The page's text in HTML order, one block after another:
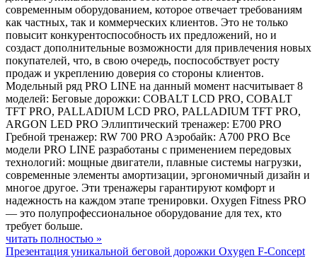
современным оборудованием, которое отвечает требованиям
как частных, так и коммерческих клиентов. Это не только
повысит конкурентоспособность их предложений, но и
создаст дополнительные возможности для привлечения новых
покупателей, что, в свою очередь, поспособствует росту
продаж и укреплению доверия со стороны клиентов.
Модельный ряд PRO LINE на данный момент насчитывает 8
моделей: Беговые дорожки: COBALT LCD PRO, COBALT
TFT PRO, PALLADIUM LCD PRO, PALLADIUM TFT PRO,
ARGON LED PRO Эллиптический тренажер: E700 PRO
Гребной тренажер: RW 700 PRO Аэробайк: A700 PRO Все
модели PRO LINE разработаны с применением передовых
технологий: мощные двигатели, плавные системы нагрузки,
современные элементы амортизации, эргономичный дизайн и
многое другое. Эти тренажеры гарантируют комфорт и
надежность на каждом этапе тренировки. Oxygen Fitness PRO
— это полупрофессиональное оборудование для тех, кто
требует больше.
читать полностью »
Презентация уникальной беговой дорожки Oxygen F-Concept